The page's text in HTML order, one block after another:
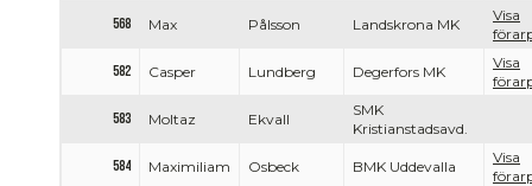
568 Max Pålsson Landskrona MK
Visa
582 Casper Lundberg Degerfors MK
Visa
583 Moltaz Ekvall
SMK
Kristianstadsavd.
584 Maximiliam Osbeck BMK Uddevalla
Visa